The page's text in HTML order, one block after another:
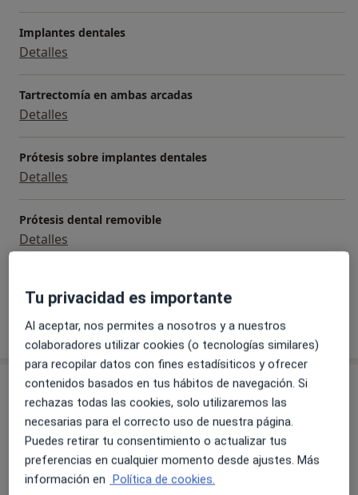
Implantes dentales
Detalles
Tartrectomía en ambas arcadas
Detalles
Prótesis sobre implantes dentales
Detalles
Prótesis dental removible
Detalles
¿Cómo funcionan los precios?
Consulta
Clínica Dental Villa
Plaza Aita Donosti 6, 1º dcha., Basurtu-Zorrotza
Bilbao 48002
Tu privacidad es importante
Al aceptar, nos permites a nosotros y a nuestros
colaboradores utilizar cookies (o tecnologías similares)
para recopilar datos con fines estadísiticos y ofrecer
contenidos basados en tus hábitos de navegación. Si
rechazas todas las cookies, solo utilizaremos las
necesarias para el correcto uso de nuestra página.
Puedes retirar tu consentimiento o actualizar tus
preferencias en cualquier momento desde ajustes. Más
información en Política de cookies.